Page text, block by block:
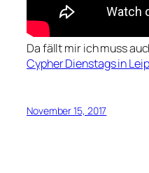
Da fällt mir ich muss
Cypher Dienstags in
November 15, 2017